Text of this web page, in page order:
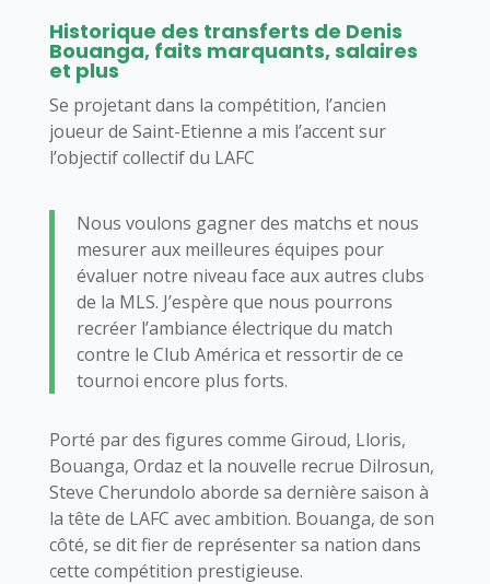
Historique des transferts de Denis
Bouanga, faits marquants, salaires
et plus
Se projetant dans la compétition, l’ancien
joueur de Saint-Etienne a mis l’accent sur
l’objectif collectif du LAFC
Nous voulons gagner des matchs et nous
mesurer aux meilleures équipes pour
évaluer notre niveau face aux autres clubs
de la MLS. J’espère que nous pourrons
recréer l’ambiance électrique du match
contre le Club América et ressortir de ce
tournoi encore plus forts.
Porté par des figures comme Giroud, Lloris,
Bouanga, Ordaz et la nouvelle recrue Dilrosun,
Steve Cherundolo aborde sa dernière saison à
la tête de LAFC avec ambition. Bouanga, de son
côté, se dit fier de représenter sa nation dans
cette compétition prestigieuse.